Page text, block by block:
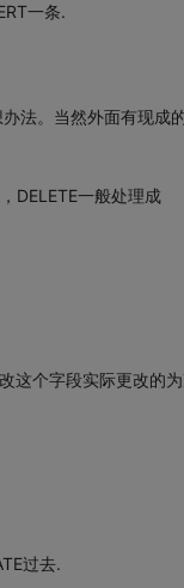
一条.
法。当然外面有现成
DELETE一般处理成
这个字段实际更改的
过去.